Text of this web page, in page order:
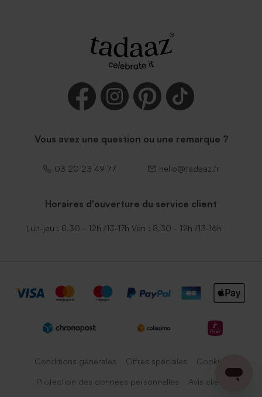
Vous avez une question ou une remarque ?
03 20 23 49 77 hello@tadaaz.fr
Horaires d'ouverture du service client
Lun-jeu : 8.30 - 12h /13-17h Ven : 8.30 - 12h /13-16h
Conditions générales Offres spéciales Cookies
Protection des données personnelles Avis client